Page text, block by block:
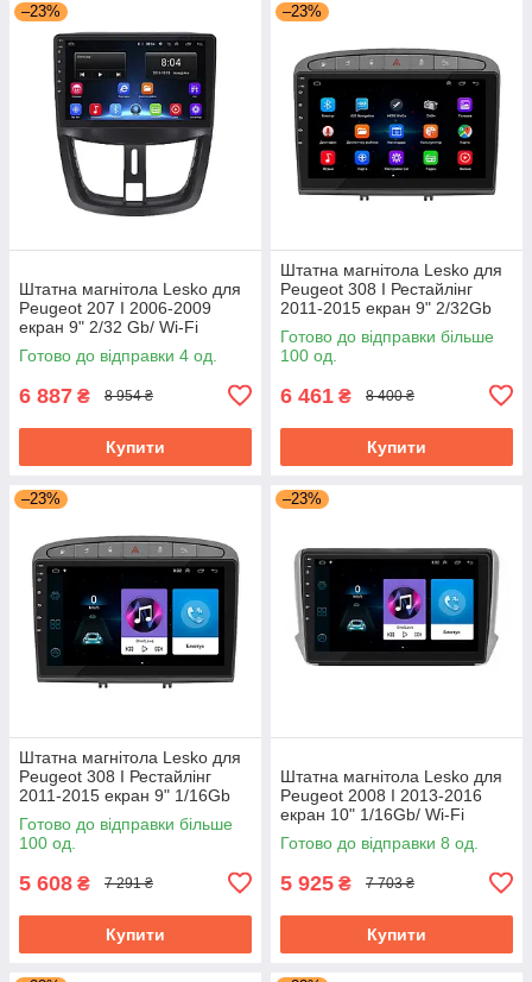
–23%
Штатна магнітола Lesko для
Peugeot 207 I 2006-2009
екран 9" 2/32 Gb/ Wi-Fi
Optima GPS Android Пожо
Готово до відправки 4 од.
6 887 ₴ 8 954 ₴
Купити
–23%
Штатна магнітола Lesko для
Peugeot 308 I Рестайлінг
2011-2015 екран 9" 2/32Gb
Grey/Wi-Fi Optima GPS
Android
Готово до відправки більше
100 од.
6 461 ₴ 8 400 ₴
Купити
–23%
Штатна магнітола Lesko для
Peugeot 308 I Рестайлінг
2011-2015 екран 9" 1/16Gb
Grey/Wi-Fi Optima GPS
Android
Готово до відправки більше
100 од.
5 608 ₴ 7 291 ₴
Купити
–23%
Штатна магнітола Lesko для
Peugeot 2008 I 2013-2016
екран 10" 1/16Gb/ Wi-Fi
Optima GPS Android Пожо
Готово до відправки 8 од.
5 925 ₴ 7 703 ₴
Купити